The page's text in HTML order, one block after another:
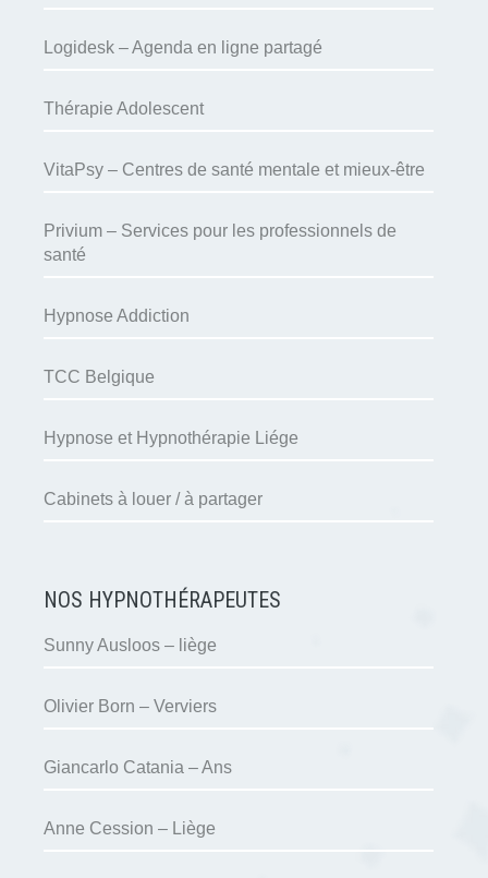
Logidesk – Agenda en ligne partagé
Thérapie Adolescent
VitaPsy – Centres de santé mentale et mieux-être
Privium – Services pour les professionnels de
santé
Hypnose Addiction
TCC Belgique
Hypnose et Hypnothérapie Liége
Cabinets à louer / à partager
NOS HYPNOTHÉRAPEUTES
Sunny Ausloos – liège
Olivier Born – Verviers
Giancarlo Catania – Ans
Anne Cession – Liège